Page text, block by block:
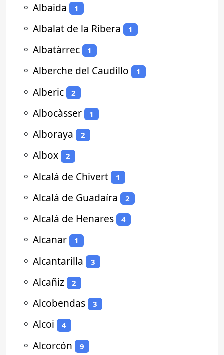
⚬ Albaida 1
⚬ Albalat de la Ribera 1
⚬ Albatàrrec 1
⚬ Alberche del Caudillo 1
⚬ Alberic 2
⚬ Albocàsser 1
⚬ Alboraya 2
⚬ Albox 2
⚬ Alcalá de Chivert 1
⚬ Alcalá de Guadaíra 2
⚬ Alcalá de Henares 4
⚬ Alcanar 1
⚬ Alcantarilla 3
⚬ Alcañiz 2
⚬ Alcobendas 3
⚬ Alcoi 4
⚬ Alcorcón 9